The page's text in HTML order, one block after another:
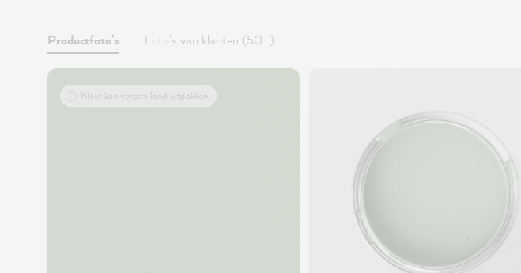
Productfoto's Foto's van klanten (50+)
Kleur kan verschillend uitpakken